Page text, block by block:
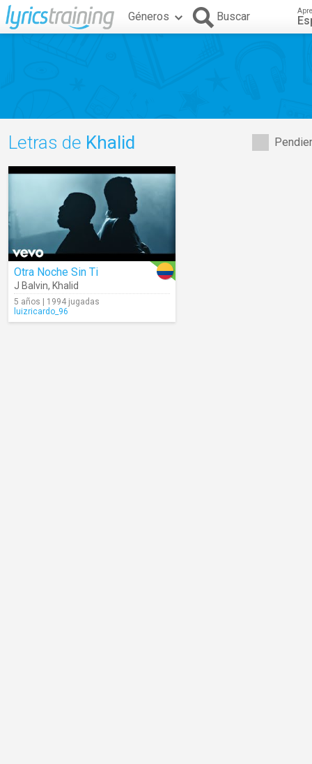
Géneros Buscar
Letras de Khalid
Otra Noche Sin Ti
J Balvin, Khalid
5 años | 1994 jugadas
luizricardo_96